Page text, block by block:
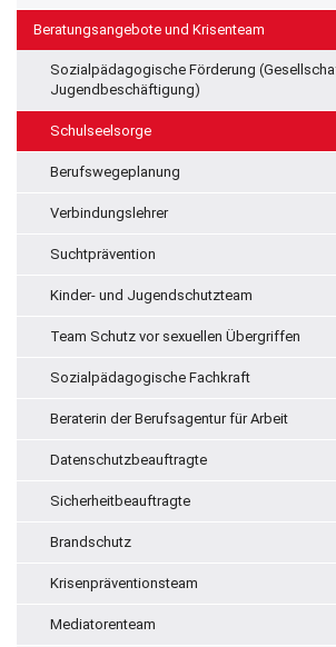
Beratungsangebote und Krisenteam
Sozialpädagogische Förderung
Jugendbeschäftigung)
Schulseelsorge
Berufswegeplanung
Verbindungslehrer
Suchtprävention
Kinder- und Jugendschutzteam
Team Schutz vor sexuellen Übergriffen
Sozialpädagogische Fachkraft
Beraterin der Berufsagentur für Arbeit
Datenschutzbeauftragte
Sicherheitbeauftragte
Brandschutz
Krisenpräventionsteam
Mediatorenteam